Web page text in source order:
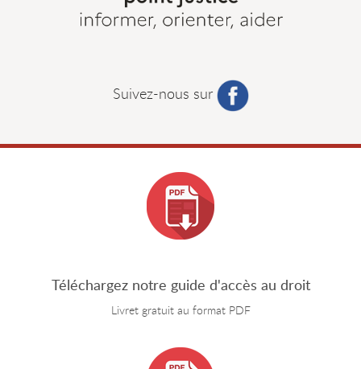
Suivez-nous sur
Téléchargez notre guide d'accès au droit
Livret gratuit au format PDF